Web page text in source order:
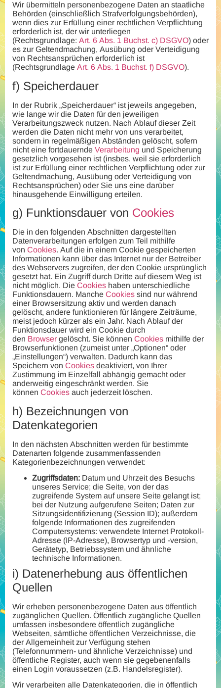
Wir übermitteln personenbezogene Daten an staatliche
Behörden (einschließlich Strafverfolgungsbehörden),
wenn dies zur Erfüllung einer rechtlichen Verpflichtung
erforderlich ist, der wir unterliegen
(Rechtsgrundlage: Art. 6 Abs. 1 Buchst. c) DSGVO) oder
es zur Geltendmachung, Ausübung oder Verteidigung
von Rechtsansprüchen erforderlich ist
(Rechtsgrundlage Art. 6 Abs. 1 Buchst. f) DSGVO).
f) Speicherdauer
In der Rubrik „Speicherdauer“ ist jeweils angegeben,
wie lange wir die Daten für den jeweiligen
Verarbeitungszweck nutzen. Nach Ablauf dieser Zeit
werden die Daten nicht mehr von uns verarbeitet,
sondern in regelmäßigen Abständen gelöscht, sofern
nicht eine fortdauernde Verarbeitung und Speicherung
gesetzlich vorgesehen ist (insbes. weil sie erforderlich
ist zur Erfüllung einer rechtlichen Verpflichtung oder zur
Geltendmachung, Ausübung oder Verteidigung von
Rechtsansprüchen) oder Sie uns eine darüber
hinausgehende Einwilligung erteilen.
g) Funktionsdauer von Cookies
Die in den folgenden Abschnitten dargestellten
Datenverarbeitungen erfolgen zum Teil mithilfe
von Cookies. Auf die in einem Cookie gespeicherten
Informationen kann über das Internet nur der Betreiber
des Webservers zugreifen, der den Cookie ursprünglich
gesetzt hat. Ein Zugriff durch Dritte auf diesem Weg ist
nicht möglich. Die Cookies haben unterschiedliche
Funktionsdauern. Manche Cookies sind nur während
einer Browsersitzung aktiv und werden danach
gelöscht, andere funktionieren für längere Zeiträume,
meist jedoch kürzer als ein Jahr. Nach Ablauf der
Funktionsdauer wird ein Cookie durch
den Browser gelöscht. Sie können Cookies mithilfe der
Browserfunktionen (zumeist unter „Optionen“ oder
„Einstellungen“) verwalten. Dadurch kann das
Speichern von Cookies deaktiviert, von Ihrer
Zustimmung im Einzelfall abhängig gemacht oder
anderweitig eingeschränkt werden. Sie
können Cookies auch jederzeit löschen.
h) Bezeichnungen von
Datenkategorien
In den nächsten Abschnitten werden für bestimmte
Datenarten folgende zusammenfassenden
Kategorienbezeichnungen verwendet:
Zugriffsdaten: Datum und Uhrzeit des Besuchs
unseres Service; die Seite, von der das
zugreifende System auf unsere Seite gelangt ist;
bei der Nutzung aufgerufene Seiten; Daten zur
Sitzungsidentifizierung (Session ID); außerdem
folgende Informationen des zugreifenden
Computersystems: verwendete Internet Protokoll-
Adresse (IP-Adresse), Browsertyp und -version,
Gerätetyp, Betriebssystem und ähnliche
technische Informationen.
i) Datenerhebung aus öffentlichen
Quellen
Wir erheben personenbezogene Daten aus öffentlich
zugänglichen Quellen. Öffentlich zugängliche Quellen
umfassen insbesondere öffentlich zugängliche
Webseiten, sämtliche öffentlichen Verzeichnisse, die
der Allgemeinheit zur Verfügung stehen
(Telefonnummern- und ähnliche Verzeichnisse) und
öffentliche Register, auch wenn sie gegebenenfalls
einen Login voraussetzen (z.B. Handelsregister).
Wir verarbeiten alle Datenkategorien, die in öffentlich